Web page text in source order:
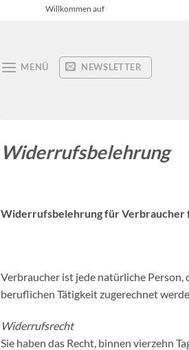
Willkommen auf mag-click.de
MENÜ NEWSLETTER
Widerrufsbelehrung
Widerrufsbelehrung für Verbraucher
Verbraucher ist jede natürliche Person,
beruflichen Tätigkeit zugerechnet
Widerrufsrecht
Sie haben das Recht, binnen vierzehn